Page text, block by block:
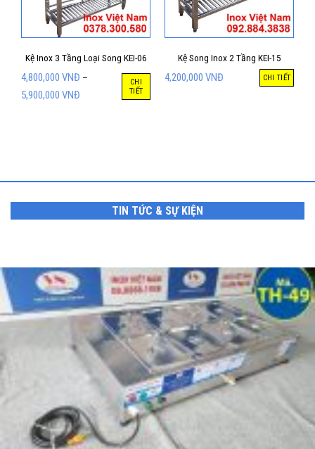
Kệ Inox 3 Tầng Loại Song KEI-06
4,800,000 VNĐ –
5,900,000 VNĐ
CHI
TIẾT
Kệ Song Inox 2 Tầng KEI-15
4,200,000 VNĐ CHI TIẾT
TIN TỨC & SỰ KIỆN